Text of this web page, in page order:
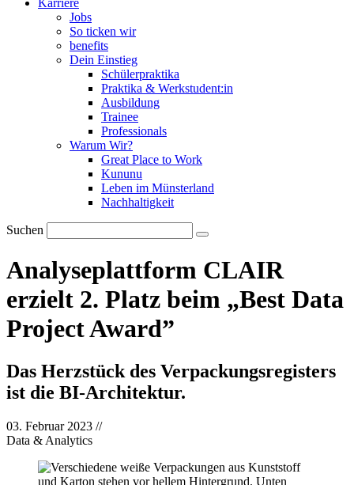
Karriere
Jobs
So ticken wir
benefits
Dein Einstieg
Schülerpraktika
Praktika & Werkstudent:in
Ausbildung
Trainee
Professionals
Warum Wir?
Great Place to Work
Kununu
Leben im Münsterland
Nachhaltigkeit
Suchen
Analyseplattform CLAIR
erzielt 2. Platz beim „Best Data
Project Award”
Das Herzstück des Verpackungsregisters
ist die BI-Architektur.
03. Februar 2023 //
Data & Analytics